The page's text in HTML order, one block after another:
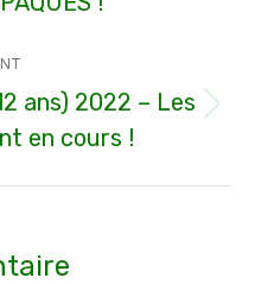
Article
ans) 2022 – Les
en cours !